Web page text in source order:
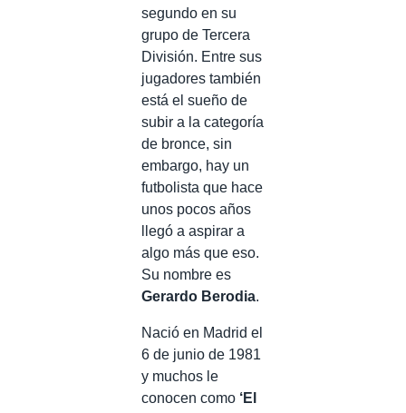
segundo en su
grupo de Tercera
División. Entre sus
jugadores también
está el sueño de
subir a la categoría
de bronce, sin
embargo, hay un
futbolista que hace
unos pocos años
llegó a aspirar a
algo más que eso.
Su nombre es
Gerardo Berodia.
Nació en Madrid el
6 de junio de 1981
y muchos le
conocen como ‘El